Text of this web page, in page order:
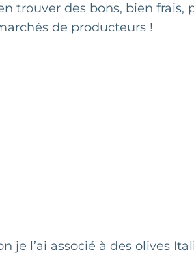
trouver des bons, bien
de producteurs !
je l’ai associé à des olives